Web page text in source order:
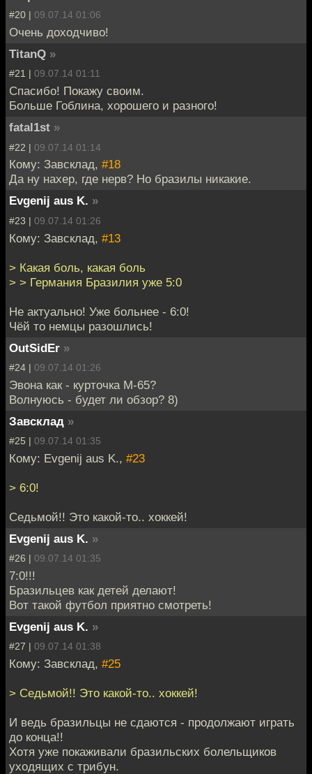
#20 | 09.07.14 01:06
Очень доходчиво!
TitanQ »
#21 | 09.07.14 01:11
Спасибо! Покажу своим.
Больше Гоблина, хорошего и разного!
fatal1st »
#22 | 09.07.14 01:14
Кому: Завсклад, #18
Да ну нахер, где нерв? Но бразилы никакие.
Evgenij aus K. »
#23 | 09.07.14 01:26
Кому: Завсклад, #13
> Какая боль, какая боль
> > Германия Бразилия уже 5:0
Не актуально! Уже больнее - 6:0!
Чёй то немцы разошлись!
OutSidEr »
#24 | 09.07.14 01:26
Эвона как - курточка M-65?
Волнуюсь - будет ли обзор? 8)
Завсклад »
#25 | 09.07.14 01:35
Кому: Evgenij aus K., #23
> 6:0!
Седьмой!! Это какой-то.. хоккей!
Evgenij aus K. »
#26 | 09.07.14 01:35
7:0!!!
Бразильцев как детей делают!
Вот такой футбол приятно смотреть!
Evgenij aus K. »
#27 | 09.07.14 01:38
Кому: Завсклад, #25
> Седьмой!! Это какой-то.. хоккей!
И ведь бразильцы не сдаются - продолжают играть
до конца!!
Хотя уже покаживали бразильских болельщиков
уходящих с трибун.